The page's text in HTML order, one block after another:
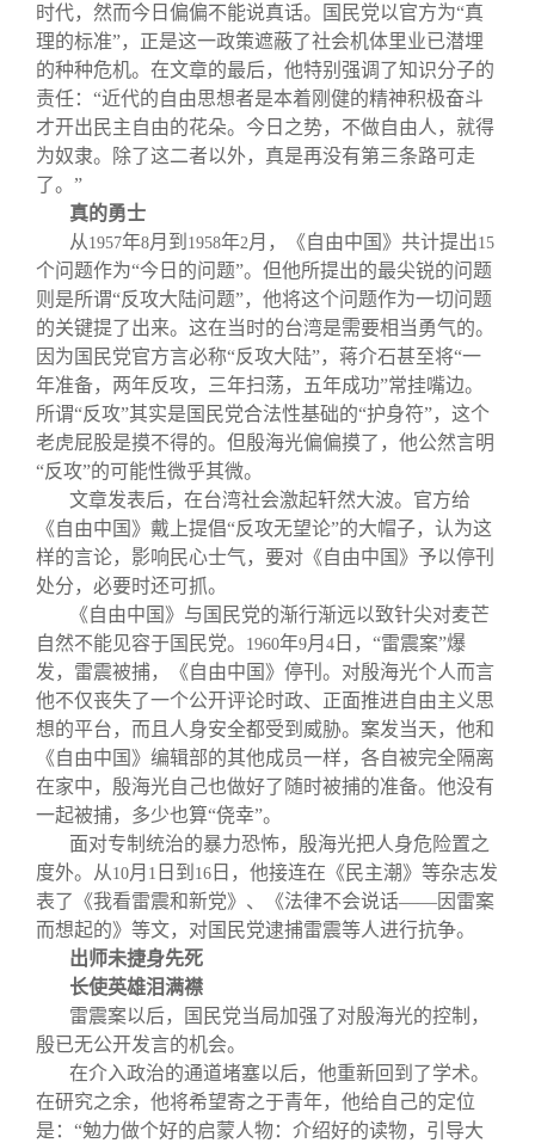
时代，然而今日偏偏不能说真话。国民党以官方为“真
理的标准”，正是这一政策遮蔽了社会机体里业已潜埋
的种种危机。在文章的最后，他特别强调了知识分子的
责任：“近代的自由思想者是本着刚健的精神积极奋斗
才开出民主自由的花朵。今日之势，不做自由人，就得
为奴隶。除了这二者以外，真是再没有第三条路可走
了。”
真的勇士
从 1957年8月到 1958年2月，《自由中国》共计提出15
个问题作为“今日的问题”。但他所提出的最尖锐的问题
则是所谓“反攻大陆问题”，他将这个问题作为一切问题
的关键提了出来。这在当时的台湾是需要相当勇气的。
因为国民党官方言必称“反攻大陆”，蒋介石甚至将“一
年准备，两年反攻，三年扫荡，五年成功”常挂嘴边。
所谓“反攻”其实是国民党合法性基础的“护身符”，这个
老虎屁股是摸不得的。但殷海光偏偏摸了，他公然言明
“反攻”的可能性微乎其微。
文章发表后，在台湾社会激起轩然大波。官方给
《自由中国》戴上提倡“反攻无望论”的大帽子，认为这
样的言论，影响民心士气，要对《自由中国》予以停刊
处分，必要时还可抓。
《自由中国》与国民党的渐行渐远以致针尖对麦芒
自然不能见容于国民党。
1960年9月 4 日，“雷震案”爆
发，雷震被捕，《自由中国》停刊。对殷海光个人而言
他不仅丧失了一个公开评论时政、正面推进自由主义思
想的平台，而且人身安全都受到威胁。案发当天，他和
《自由中国》编辑部的其他成员一样，各自被完全隔离
在家中，殷海光自己也做好了随时被捕的准备。他没有
一起被捕，多少也算“侥幸”。
面对专制统治的暴力恐怖，殷海光把人身危险置之
度外。从 10月 1 日到 16 日，他接连在《民主潮》等杂志发
表了《我看雷震和新党》、《法律不会说话——因雷案
而想起的》等文，对国民党逮捕雷震等人进行抗争。
出师未捷身先死
长使英雄泪满襟
雷震案以后，国民党当局加强了对殷海光的控制，
殷已无公开发言的机会。
在介入政治的通道堵塞以后，他重新回到了学术。
在研究之余，他将希望寄之于青年，他给自己的定位
是：“勉力做个好的启蒙人物：介绍好的读物，引导大